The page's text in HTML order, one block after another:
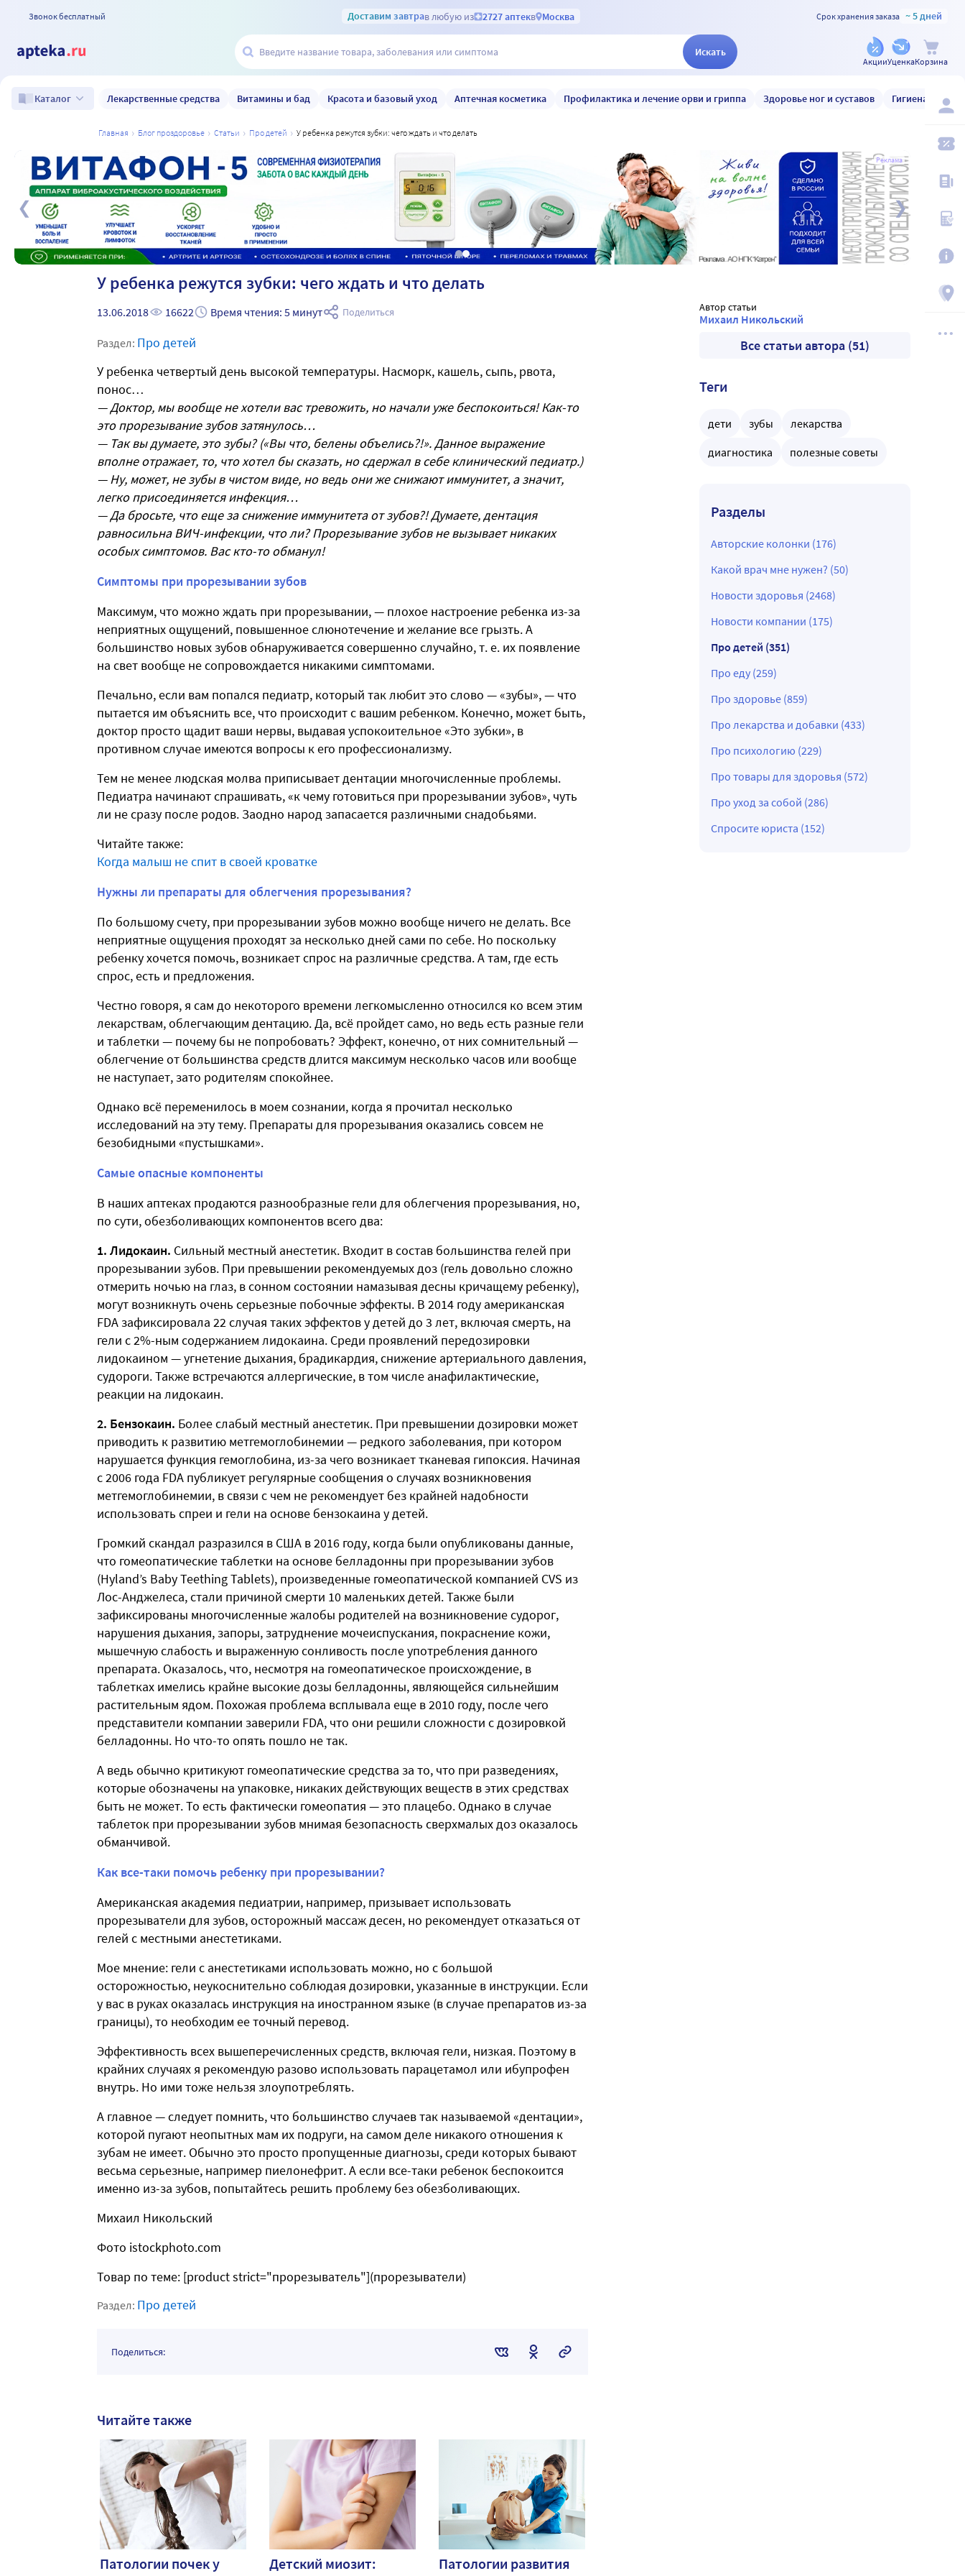
Звонок бесплатный Доставим завтрав любую из 2727 аптекв Москва Срок хранения заказа ~ 5 дней
Искать
АкцииУценкаКорзина
Каталог Лекарственные средства Витамины и бад Красота и базовый уход Аптечная косметика Профилактика и лечение орви и гриппа Здоровье ног и суставов Гигиена и уход
главная блог проздоровье статьи про детей у ребенка режутся зубки: чего ждать и что делать
Реклама
У ребенка режутся зубки: чего ждать и что делать
13.06.2018 16622 Время чтения: 5 минут Поделиться
Раздел: Про детей
У ребенка четвертый день высокой температуры. Насморк, кашель, сыпь, рвота,
понос…
— Доктор, мы вообще не хотели вас тревожить, но начали уже беспокоиться! Как-то
это прорезывание зубов затянулось…
— Так вы думаете, это зубы? («Вы что, белены объелись?!». Данное выражение
вполне отражает, то, что хотел бы сказать, но сдержал в себе клинический педиатр.)
— Ну, может, не зубы в чистом виде, но ведь они же снижают иммунитет, а значит,
легко присоединяется инфекция…
— Да бросьте, что еще за снижение иммунитета от зубов?! Думаете, дентация
равносильна ВИЧ-инфекции, что ли? Прорезывание зубов не вызывает никаких
особых симптомов. Вас кто-то обманул!
Симптомы при прорезывании зубов
Максимум, что можно ждать при прорезывании, — плохое настроение ребенка из-за
неприятных ощущений, повышенное слюнотечение и желание все грызть. А
большинство новых зубов обнаруживается совершенно случайно, т. е. их появление
на свет вообще не сопровождается никакими симптомами.
Печально, если вам попался педиатр, который так любит это слово — «зубы», — что
пытается им объяснить все, что происходит с вашим ребенком. Конечно, может быть,
доктор просто щадит ваши нервы, выдавая успокоительное «Это зубки», в
противном случае имеются вопросы к его профессионализму.
Тем не менее людская молва приписывает дентации многочисленные проблемы.
Педиатра начинают спрашивать, «к чему готовиться при прорезывании зубов», чуть
ли не сразу после родов. Заодно народ запасается различными снадобьями.
Читайте также:
Когда малыш не спит в своей кроватке
Нужны ли препараты для облегчения прорезывания?
По большому счету, при прорезывании зубов можно вообще ничего не делать. Все
неприятные ощущения проходят за несколько дней сами по себе. Но поскольку
ребенку хочется помочь, возникает спрос на различные средства. А там, где есть
спрос, есть и предложения.
Честно говоря, я сам до некоторого времени легкомысленно относился ко всем этим
лекарствам, облегчающим дентацию. Да, всё пройдет само, но ведь есть разные гели
и таблетки — почему бы не попробовать? Эффект, конечно, от них сомнительный —
облегчение от большинства средств длится максимум несколько часов или вообще
не наступает, зато родителям спокойнее.
Однако всё переменилось в моем сознании, когда я прочитал несколько
исследований на эту тему. Препараты для прорезывания оказались совсем не
безобидными «пустышками».
Самые опасные компоненты
В наших аптеках продаются разнообразные гели для облегчения прорезывания, но,
по сути, обезболивающих компонентов всего два:
1. Лидокаин. Сильный местный анестетик. Входит в состав большинства гелей при
прорезывании зубов. При превышении рекомендуемых доз (гель довольно сложно
отмерить ночью на глаз, в сонном состоянии намазывая десны кричащему ребенку),
могут возникнуть очень серьезные побочные эффекты. В 2014 году американская
FDA зафиксировала 22 случая таких эффектов у детей до 3 лет, включая смерть, на
гели с 2%-ным содержанием лидокаина. Среди проявлений передозировки
лидокаином — угнетение дыхания, брадикардия, снижение артериального давления,
судороги. Также встречаются аллергические, в том числе анафилактические,
реакции на лидокаин.
2. Бензокаин. Более слабый местный анестетик. При превышении дозировки может
приводить к развитию метгемоглобинемии — редкого заболевания, при котором
нарушается функция гемоглобина, из-за чего возникает тканевая гипоксия. Начиная
с 2006 года FDA публикует регулярные сообщения о случаях возникновения
метгемоглобинемии, в связи с чем не рекомендует без крайней надобности
использовать спреи и гели на основе бензокаина у детей.
Громкий скандал разразился в США в 2016 году, когда были опубликованы данные,
что гомеопатические таблетки на основе белладонны при прорезывании зубов
(Hyland’s Baby Teething Tablets), произведенные гомеопатической компанией CVS из
Лос-Анджелеса, стали причиной смерти 10 маленьких детей. Также были
зафиксированы многочисленные жалобы родителей на возникновение судорог,
нарушения дыхания, запоры, затруднение мочеиспускания, покраснение кожи,
мышечную слабость и выраженную сонливость после употребления данного
препарата. Оказалось, что, несмотря на гомеопатическое происхождение, в
таблетках имелись крайне высокие дозы белладонны, являющейся сильнейшим
растительным ядом. Похожая проблема всплывала еще в 2010 году, после чего
представители компании заверили FDA, что они решили сложности с дозировкой
белладонны. Но что-то опять пошло не так.
А ведь обычно критикуют гомеопатические средства за то, что при разведениях,
которые обозначены на упаковке, никаких действующих веществ в этих средствах
быть не может. То есть фактически гомеопатия — это плацебо. Однако в случае
таблеток при прорезывании зубов мнимая безопасность сверхмалых доз оказалось
обманчивой.
Как все-таки помочь ребенку при прорезывании?
Американская академия педиатрии, например, призывает использовать
прорезыватели для зубов, осторожный массаж десен, но рекомендует отказаться от
гелей с местными анестетиками.
Мое мнение: гели с анестетиками использовать можно, но с большой
осторожностью, неукоснительно соблюдая дозировки, указанные в инструкции. Если
у вас в руках оказалась инструкция на иностранном языке (в случае препаратов из-за
границы), то необходим ее точный перевод.
Эффективность всех вышеперечисленных средств, включая гели, низкая. Поэтому в
крайних случаях я рекомендую разово использовать парацетамол или ибупрофен
внутрь. Но ими тоже нельзя злоупотреблять.
А главное — следует помнить, что большинство случаев так называемой «дентации»,
которой пугают неопытных мам их подруги, на самом деле никакого отношения к
зубам не имеет. Обычно это просто пропущенные диагнозы, среди которых бывают
весьма серьезные, например пиелонефрит. А если все-таки ребенок беспокоится
именно из-за зубов, попытайтесь решить проблему без обезболивающих.
Михаил Никольский
Фото istockphoto.com
Товар по теме: [product strict="прорезыватель"](прорезыватели)
Раздел: Про детей
Поделиться:
Читайте также
Патологии почек у
Детский миозит:
Патологии развития
Автор статьи
Михаил Никольский
Все статьи автора (51)
Теги
дети зубы
лекарства
диагностика
полезные советы
Разделы
Авторские колонки (176)
Какой врач мне нужен? (50)
Новости здоровья (2468)
Новости компании (175)
Про детей (351)
Про еду (259)
Про здоровье (859)
Про лекарства и добавки (433)
Про психологию (229)
Про товары для здоровья (572)
Про уход за собой (286)
Спросите юриста (152)